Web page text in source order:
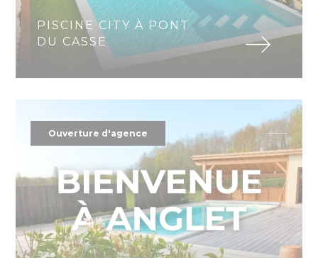
PISCINE CITY À PONT
DU CASSE
Ouverture d'agence